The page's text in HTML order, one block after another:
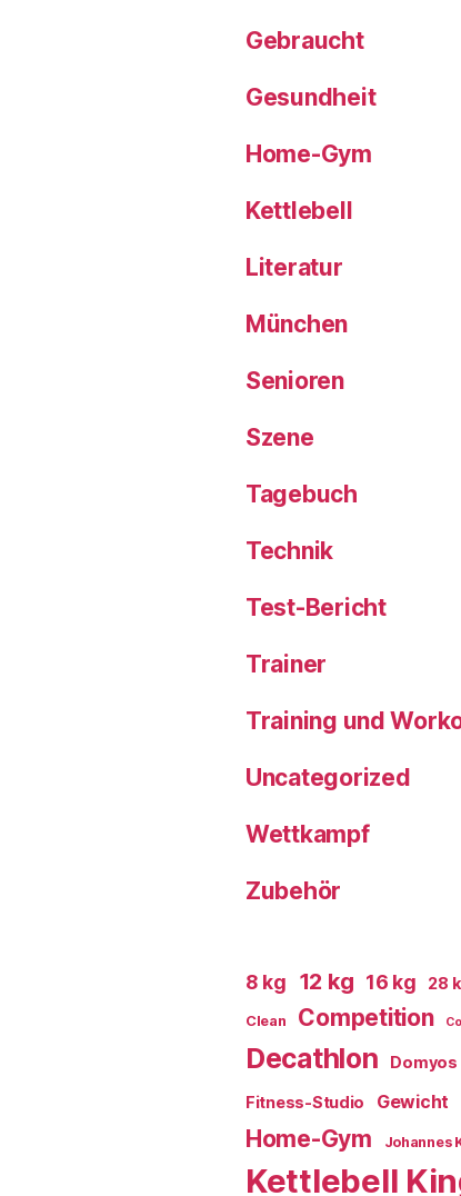
Gebraucht
Gesundheit
Home-Gym
Kettlebell
Literatur
München
Senioren
Szene
Tagebuch
Technik
Test-Bericht
Trainer
Training und
Uncategorized
Wettkampf
Zubehör
8 kg 12 kg 16 kg 28
Clean Competition
Decathlon Domyos
Fitness-Studio Gewicht
Home-Gym Johannes
Kettlebell